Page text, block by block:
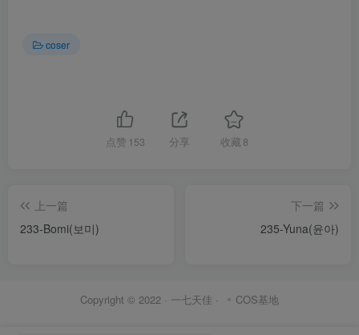
coser
点赞 153 分享 收藏 8
上一篇
233-Bomi(보미)
下一篇
235-Yuna(윤아)
Copyright © 2022 · 一七天佳 · COS基地